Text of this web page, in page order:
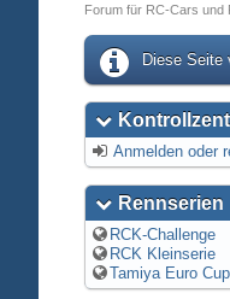
Forum für RC-Cars und
Diese Seite
Anmelden oder
Rennserien
RCK-Challenge
RCK Kleinserie
Tamiya Euro Cup